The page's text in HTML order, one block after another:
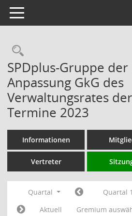
Toggle navigation
Rechercheauswahl
SPDplus-Gruppe
Anpassung GkG des
Verwaltungsrates der
Termine 2023
Informationen
Vertreter
Quartal Quartal 1
Aktuell
Gremium